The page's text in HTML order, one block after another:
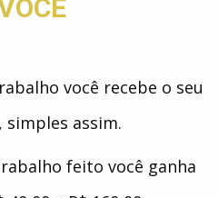
você recebe o seu
simples assim.
feito você ganha